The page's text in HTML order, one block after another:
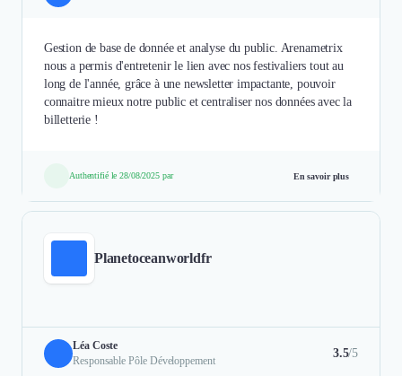
Gestion de base de donnée et analyse du public. Arenametrix
nous a permis d'entretenir le lien avec nos festivaliers tout au
long de l'année, grâce à une newsletter impactante, pouvoir
connaitre mieux notre public et centraliser nos données avec la
billetterie !
Authentifié le 28/08/2025 par En savoir plus
Planetoceanworldfr
Léa Coste
Responsable Pôle Développement
3.5/5